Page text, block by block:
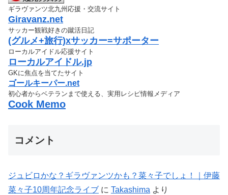
ギラヴァンツ北九州応援・交流サイト
Giravanz.net
サッカー観戦好きの蹴活日記
(グルメ+旅行)xサッカー=サポーター
ローカルアイドル応援サイト
ローカルアイドル.jp
GKに焦点を当てたサイト
ゴールキーパー.net
初心者からベテランまで使える、実用レシピ情報メディア
Cook Memo
コメント
ジュビロかな？ギラヴァンツかも？菜々子でしょ！｜伊藤
菜々子10周年記念ライブ に Takashima より